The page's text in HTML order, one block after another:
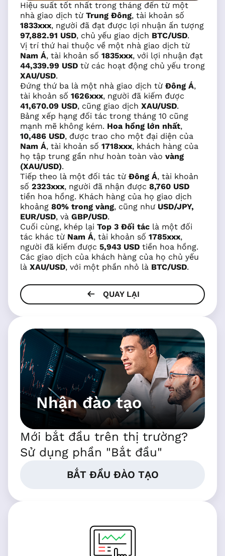
Hiệu suất tốt nhất trong tháng đến từ một
nhà giao dịch từ Trung Đông, tài khoản số
1833xxx, người đã đạt được lợi nhuận ấn tượng
97,882.91 USD, chủ yếu giao dịch BTC/USD.
Vị trí thứ hai thuộc về một nhà giao dịch từ
Nam Á, tài khoản số 1835xxx, với lợi nhuận đạt
44,339.99 USD từ các hoạt động chủ yếu trong
XAU/USD.
Đứng thứ ba là một nhà giao dịch từ Đông Á,
tài khoản số 1626xxx, người đã kiếm được
41,670.09 USD, cũng giao dịch XAU/USD.
Bảng xếp hạng đối tác trong tháng 10 cũng
mạnh mẽ không kém. Hoa hồng lớn nhất,
10,486 USD, được trao cho một đại diện của
Nam Á, tài khoản số 1718xxx, khách hàng của
họ tập trung gần như hoàn toàn vào vàng
(XAU/USD).
Tiếp theo là một đối tác từ Đông Á, tài khoản
số 2323xxx, người đã nhận được 8,760 USD
tiền hoa hồng. Khách hàng của họ giao dịch
khoảng 80% trong vàng, cũng như USD/JPY,
EUR/USD, và GBP/USD.
Cuối cùng, khép lại Top 3 Đối tác là một đối
tác khác từ Nam Á, tài khoản số 1785xxx,
người đã kiếm được 5,943 USD tiền hoa hồng.
Các giao dịch của khách hàng của họ chủ yếu
là XAU/USD, với một phần nhỏ là BTC/USD.
QUAY LẠI
Nhận đào tạo
Mới bắt đầu trên thị trường?
Sử dụng phần "Bắt đầu"
BẮT ĐẦU ĐÀO TẠO